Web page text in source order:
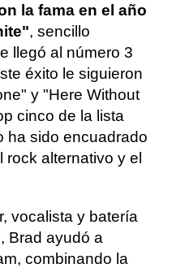
la fama en el año
, sencillo
llegó al número 3
éxito le siguieron
y "Here Without
cinco de la lista
ha sido encuadrado
alternativo y el
vocalista y batería
Brad ayudó a
combinando la